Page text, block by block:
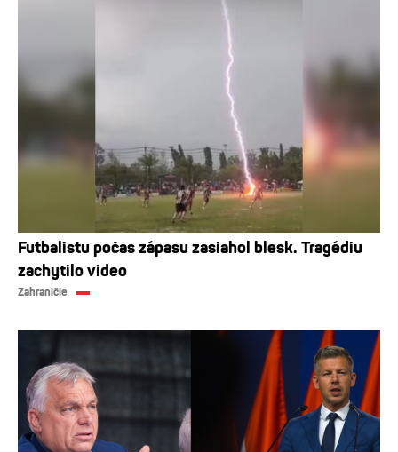
Futbalistu počas zápasu zasiahol blesk. Tragédiu
zachytilo video
Zahraničie